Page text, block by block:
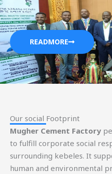
READMORE
Our social Footprint​
Mugher Cement Factory
to fulfill corporate social
surrounding kebeles. It
human and environmental